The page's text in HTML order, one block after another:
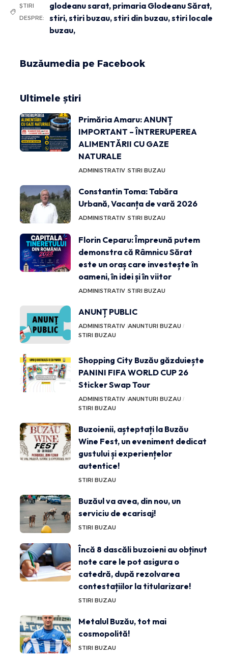
ȘTIRI
DESPRE:
glodeanu sarat, primaria Glodeanu Sărat,
stiri,stiri buzau,stiri din buzau,stiri locale
buzau,
Buzăumedia pe Facebook
Ultimele știri
Primăria Amaru: ANUNȚ
IMPORTANT – ÎNTRERUPEREA
ALIMENTĂRII CU GAZE
NATURALE
ADMINISTRATIV STIRI BUZAU
Constantin Toma: Tabăra
Urbană, Vacanța de vară 2026
ADMINISTRATIV STIRI BUZAU
Florin Ceparu: Împreună putem
demonstra că Râmnicu Sărat
este un oraș care investește în
oameni, în idei și în viitor
ADMINISTRATIV STIRI BUZAU
ANUNȚ PUBLIC
ADMINISTRATIV ANUNTURI BUZAU
STIRI BUZAU
Shopping City Buzău găzduiește
PANINI FIFA WORLD CUP 26
Sticker Swap Tour
ADMINISTRATIV ANUNTURI BUZAU
STIRI BUZAU
Buzoienii, așteptați la Buzău
Wine Fest, un eveniment dedicat
gustului și experiențelor
autentice!
STIRI BUZAU
Buzăul va avea, din nou, un
serviciu de ecarisaj!
STIRI BUZAU
Încă 8 dascăli buzoieni au obținut
note care le pot asigura o
catedră, după rezolvarea
contestațiilor la titularizare!
STIRI BUZAU
Metalul Buzău, tot mai
cosmopolită!
STIRI BUZAU